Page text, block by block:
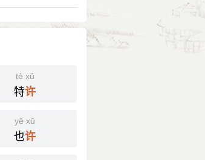
tè xǔ
特许
yě xǔ
也许